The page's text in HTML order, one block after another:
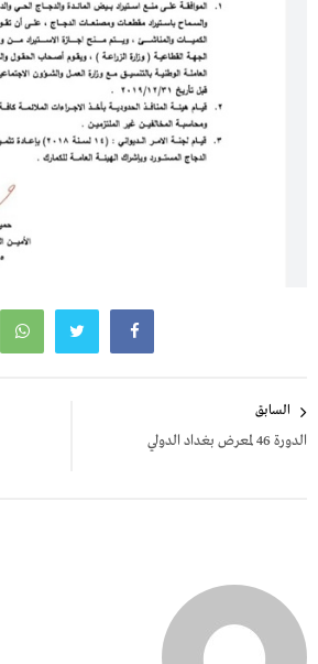
المقالات
السابق
الدورة 46 لمعرض بغداد الدولي